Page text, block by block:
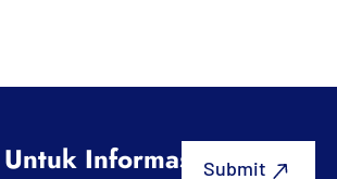
Informasi Terbaru